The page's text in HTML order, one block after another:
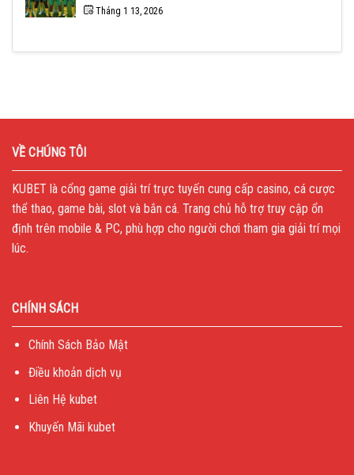
Tháng 1 13, 2026
VỀ CHÚNG TÔI
KUBET là cổng game giải trí trực tuyến cung cấp casino, cá cược
thể thao, game bài, slot và bắn cá. Trang chủ hỗ trợ truy cập ổn
định trên mobile & PC, phù hợp cho người chơi tham gia giải trí mọi
lúc.
CHÍNH SÁCH
Chính Sách Bảo Mật
Điều khoản dịch vụ
Liên Hệ kubet
Khuyến Mãi kubet